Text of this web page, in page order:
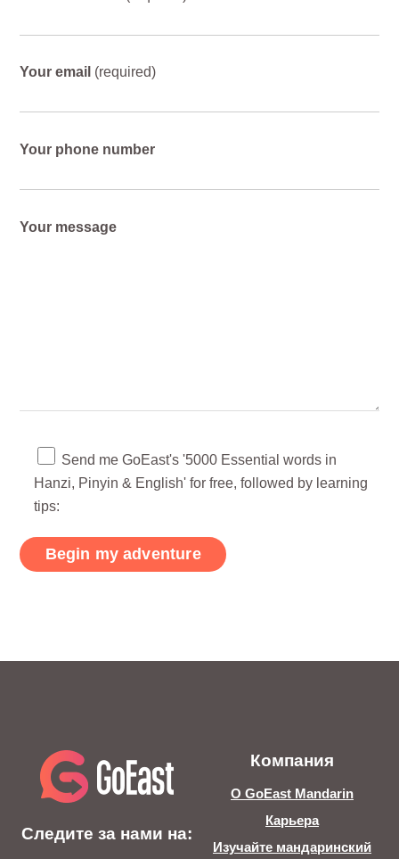
Your email (required)
Your phone number
Your message
Send me GoEast's '5000 Essential words in
Hanzi, Pinyin & English' for free, followed by learning
tips:
Следите за нами на:
Компания
О GoEast Mandarin
Карьера
Изучайте мандаринский